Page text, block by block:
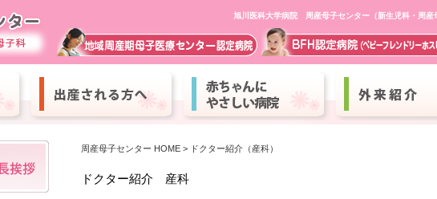
旭川医科大学病院 周産母子センター（新生児科・周産
周産母子センター HOME > ドクター紹介（産科）
ドクター紹介 産科